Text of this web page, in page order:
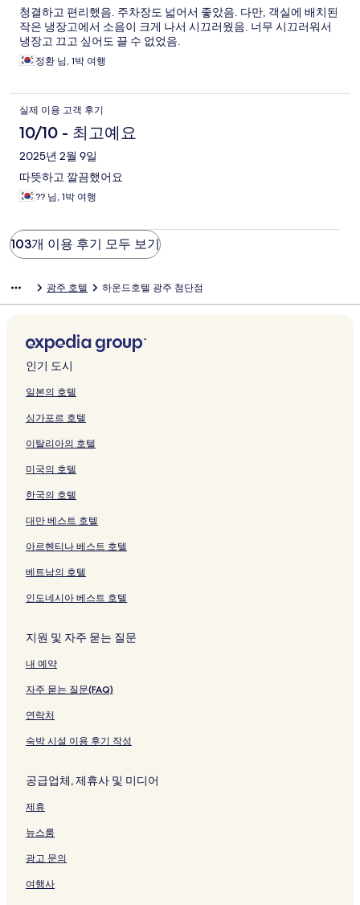
청결하고 편리했음. 주차장도 넓어서 좋았음. 다만, 객실에 배치된
작은 냉장고에서 소음이 크게 나서 시끄러웠음. 너무 시끄러워서
냉장고 끄고 싶어도 끌 수 없었음.
정환 님, 1박 여행
실제 이용 고객 후기
10/10 - 최고예요
2025년 2월 9일
따뜻하고 깔끔했어요
?? 님, 1박 여행
103개 이용 후기 모두 보기
광주 호텔 하운드호텔 광주 첨단점
인기 도시
일본의 호텔
싱가포르 호텔
이탈리아의 호텔
미국의 호텔
한국의 호텔
대만 베스트 호텔
아르헨티나 베스트 호텔
베트남의 호텔
인도네시아 베스트 호텔
지원 및 자주 묻는 질문
내 예약
자주 묻는 질문(FAQ)
연락처
숙박 시설 이용 후기 작성
공급업체, 제휴사 및 미디어
제휴
뉴스룸
광고 문의
여행사